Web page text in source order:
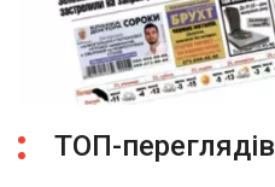
ТОП-переглядів